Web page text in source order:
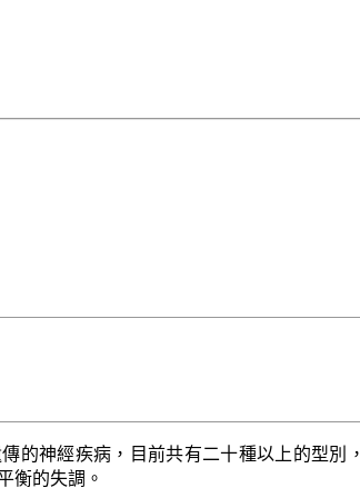
的神經疾病，目前共有二十種以上的型別
衡的失調。